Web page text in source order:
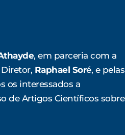
, em parceria com a
Raphael Soré, e pelas
os interessados a
de Artigos Científicos sobre